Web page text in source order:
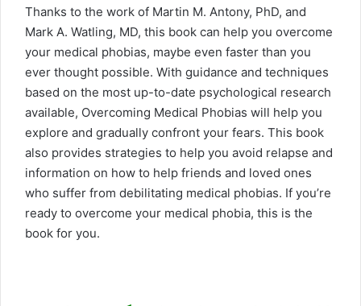
Thanks to the work of Martin M. Antony, PhD, and
Mark A. Watling, MD, this book can help you overcome
your medical phobias, maybe even faster than you
ever thought possible. With guidance and techniques
based on the most up-to-date psychological research
available, Overcoming Medical Phobias will help you
explore and gradually confront your fears. This book
also provides strategies to help you avoid relapse and
information on how to help friends and loved ones
who suffer from debilitating medical phobias. If you’re
ready to overcome your medical phobia, this is the
book for you.